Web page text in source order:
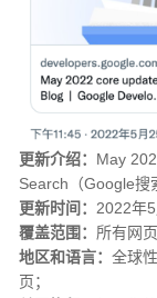
更新介绍： May
Search（Google搜
更新时间： 2022年5
覆盖范围： 所有网页
地区和语言： 全球
页；